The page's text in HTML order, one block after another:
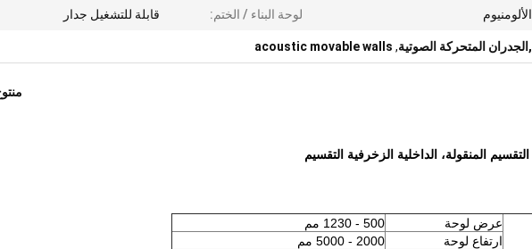
الألومنيوم لوحة البناء / الختم: قابلة للتشغيل جدار
,الجدران المتحركة الصوتية,
acoustic movable walls
المنقولة، الداخلية الزخرفية التقسيم
عرض لوحة
500 - 1230 مم
ارتفاع لوحة
2000 - 5000 مم